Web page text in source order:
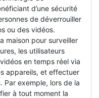
d’une sécurité
de déverrouiller
ou des vidéos.
maison pour surveiller
les utilisateurs
en temps réel via
appareils, et effectuer
Par exemple, lors de la
à tout moment la